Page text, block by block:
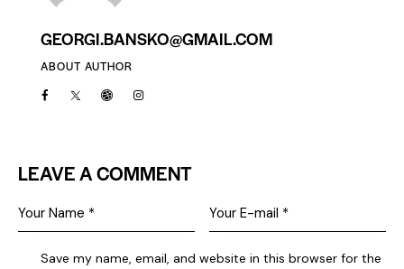
GEORGI.BANSKO@GMAIL.COM
ABOUT AUTHOR
LEAVE A COMMENT
Save my name, email, and website in this browser for the